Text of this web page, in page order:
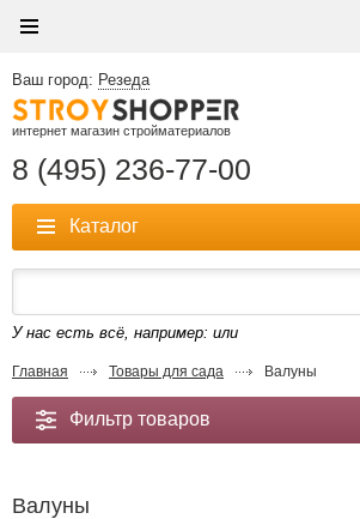
Ваш город: Резеда
интернет магазин стройматериалов
8 (495) 236-77-00
Каталог
У нас есть всё, например: или
Главная Товары для сада Валуны
Фильтр товаров
Валуны